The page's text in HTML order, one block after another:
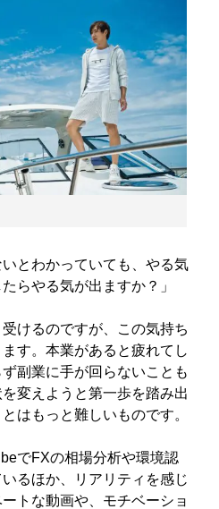
いとわかっていても、やる気
らやる気が出ますか？」
けるのですが、この気持ち
す。本業があると疲れてし
副業に手が回らないことも
変えようと第一歩を踏み出
はもっと難しいものです。
でFXの相場分析や環境認
るほか、リアリティを感じ
トな動画や、モチベーショ